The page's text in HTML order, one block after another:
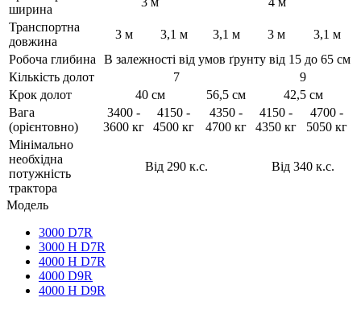
ширина
Транспортна
довжина
3 м 3,1 м 3,1 м 3 м
3,1 м
Робоча глибина
В залежності від умов ґрунту від 15 до 65 см
Кількість долот
7
9
Крок долот
40 см 56,5 см
42,5 см
Вага
(орієнтовно)
3400 -
3600 кг
4150 -
4500 кг
4350 -
4700 кг
4150 -
4350 кг
4700 -
5050 кг
Мінімально
необхідна
потужність
трактора
Від 290 к.с. Від 340 к.с.
Модель
3000 D7R
3000 H D7R
4000 H D7R
4000 D9R
4000 H D9R